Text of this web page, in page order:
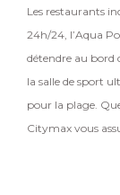
Les restaurants
24h/24, l’Aqua
détendre au bord
la salle de sport
pour la plage.
Citymax vous